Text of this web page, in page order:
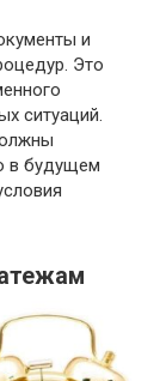
и
Это
ситуаций.
в будущем